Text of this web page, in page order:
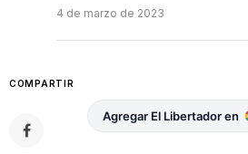
4 de marzo de 2023
COMPARTIR
Agregar El Libertador en